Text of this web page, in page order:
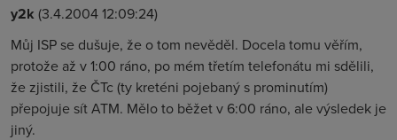
y2k (3.4.2004 12:09:24)
Můj ISP se dušuje, že o tom nevěděl. Docela tomu věřím,
protože až v 1:00 ráno, po mém třetím telefonátu mi sdělili,
že zjistili, že ČTc (ty kreténi pojebaný s prominutím)
přepojuje sít ATM. Mělo to běžet v 6:00 ráno, ale výsledek je
jiný.